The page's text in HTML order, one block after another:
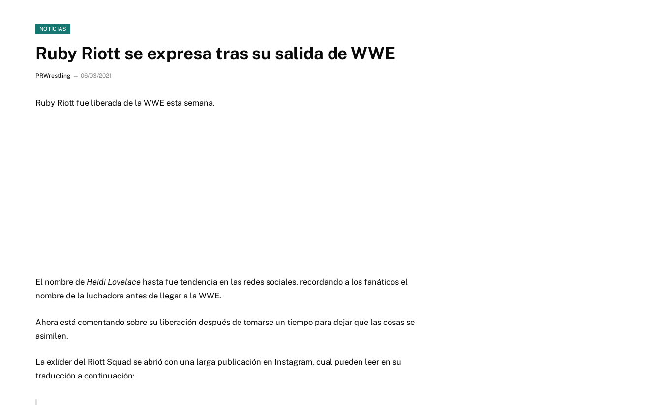
NOTICIAS
Ruby Riott se expresa tras su salida de WWE
PRWrestling 06/03/2021
Ruby Riott fue liberada de la WWE esta semana.
El nombre de Heidi Lovelace hasta fue tendencia en las redes sociales, recordando a los fanáticos el
nombre de la luchadora antes de llegar a la WWE.
Ahora está comentando sobre su liberación después de tomarse un tiempo para dejar que las cosas se
asimilen.
La exlíder del Riott Squad se abrió con una larga publicación en Instagram, cual pueden leer en su
traducción a continuación: